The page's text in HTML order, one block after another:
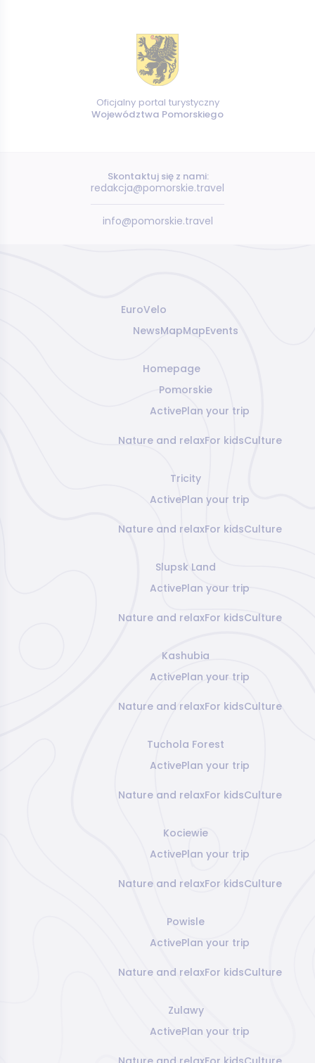
Oficjalny portal turystyczny
Województwa Pomorskiego
Skontaktuj się z nami:
redakcja@pomorskie.travel
info@pomorskie.travel
EuroVelo
NewsMapMapEvents
Homepage
Pomorskie
ActivePlan your trip
Nature and relaxFor kidsCulture
Tricity
ActivePlan your trip
Nature and relaxFor kidsCulture
Slupsk Land
ActivePlan your trip
Nature and relaxFor kidsCulture
Kashubia
ActivePlan your trip
Nature and relaxFor kidsCulture
Tuchola Forest
ActivePlan your trip
Nature and relaxFor kidsCulture
Kociewie
ActivePlan your trip
Nature and relaxFor kidsCulture
Powisle
ActivePlan your trip
Nature and relaxFor kidsCulture
Zulawy
ActivePlan your trip